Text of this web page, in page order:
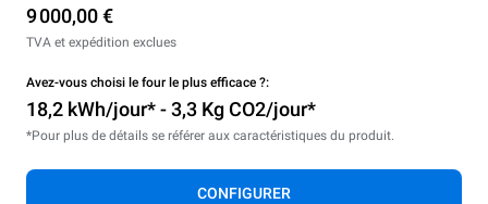
9 000,00 €
TVA et expédition exclues
Avez-vous choisi le four le plus efficace ?:
18,2 kWh/jour* - 3,3 Kg CO2/jour*
*Pour plus de détails se référer aux caractéristiques du produit.
CONFIGURER